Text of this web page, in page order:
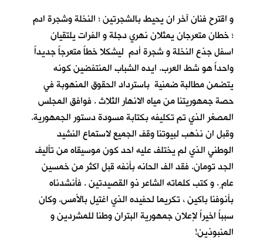
و اقترح فنان آخر ان يحيط بالشجرتين ؛ النخلة وشجرة ادم
؛ خطان متعرجان يمثلان نهري دجلة و الفرات يلتقيان
اسفل جذع النخلة و شجرة أدم ليشكلا خطاً متعرجاً جديداً
واحداً هو شط العرب. ايده الشباب المنتفضين كونه
يتضمن مطالبة ضمنية باسترداد الحقوق المنهوبة في
حصة جمهوريتنا من مياه الانهار الثلاث . فوافق المجلس
المصغر الذي تم تكليفه بكتابة مسودة دستور الجمهورية.
وقبل ان نذهب لبيوتنا وقف الجميع لاستماع النشيد
الوطني الذي لم يختلف عليه احد كون موسيقاه من تأليف
الجد تومان. فقد الف الحانه بأنفه قبل اكثر من خمسين
عام ٍ. و كتب كلماته الشاعر ذو القصيدتين . فأنشدناه
بأنوفنا باكين ، تكريما لحفيده الذي اغتيل بالأمس. وكان
سبباً اخيراً لإعلان جمهورية البتران وطنا للمشردين و
المنبوذين!